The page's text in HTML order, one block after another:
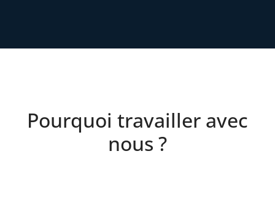
Pourquoi travailler avec
nous ?